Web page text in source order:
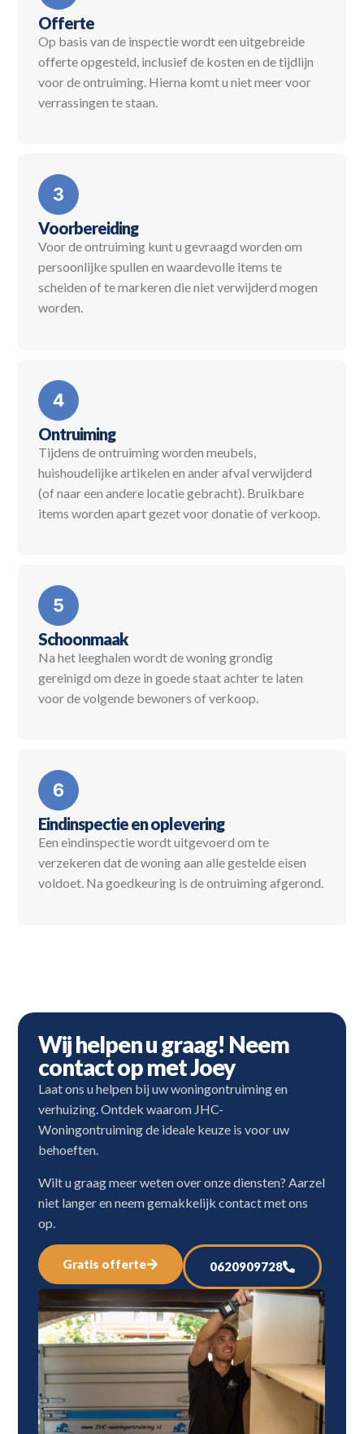
Offerte
Op basis van de inspectie wordt een uitgebreide
offerte opgesteld, inclusief de kosten en de tijdlijn
voor de ontruiming. Hierna komt u niet meer voor
verrassingen te staan.
Voorbereiding
Voor de ontruiming kunt u gevraagd worden om
persoonlijke spullen en waardevolle items te
scheiden of te markeren die niet verwijderd mogen
worden.
Ontruiming
Tijdens de ontruiming worden meubels,
huishoudelijke artikelen en ander afval verwijderd
(of naar een andere locatie gebracht). Bruikbare
items worden apart gezet voor donatie of verkoop.
Schoonmaak
Na het leeghalen wordt de woning grondig
gereinigd om deze in goede staat achter te laten
voor de volgende bewoners of verkoop.
Eindinspectie en oplevering
Een eindinspectie wordt uitgevoerd om te
verzekeren dat de woning aan alle gestelde eisen
voldoet. Na goedkeuring is de ontruiming afgerond.
Wij helpen u graag! Neem
contact op met Joey
Laat ons u helpen bij uw woningontruiming en
verhuizing. Ontdek waarom JHC-
Woningontruiming de ideale keuze is voor uw
behoeften.
Wilt u graag meer weten over onze diensten? Aarzel
niet langer en neem gemakkelijk contact met ons
op.
Gratis offerte 0620909728